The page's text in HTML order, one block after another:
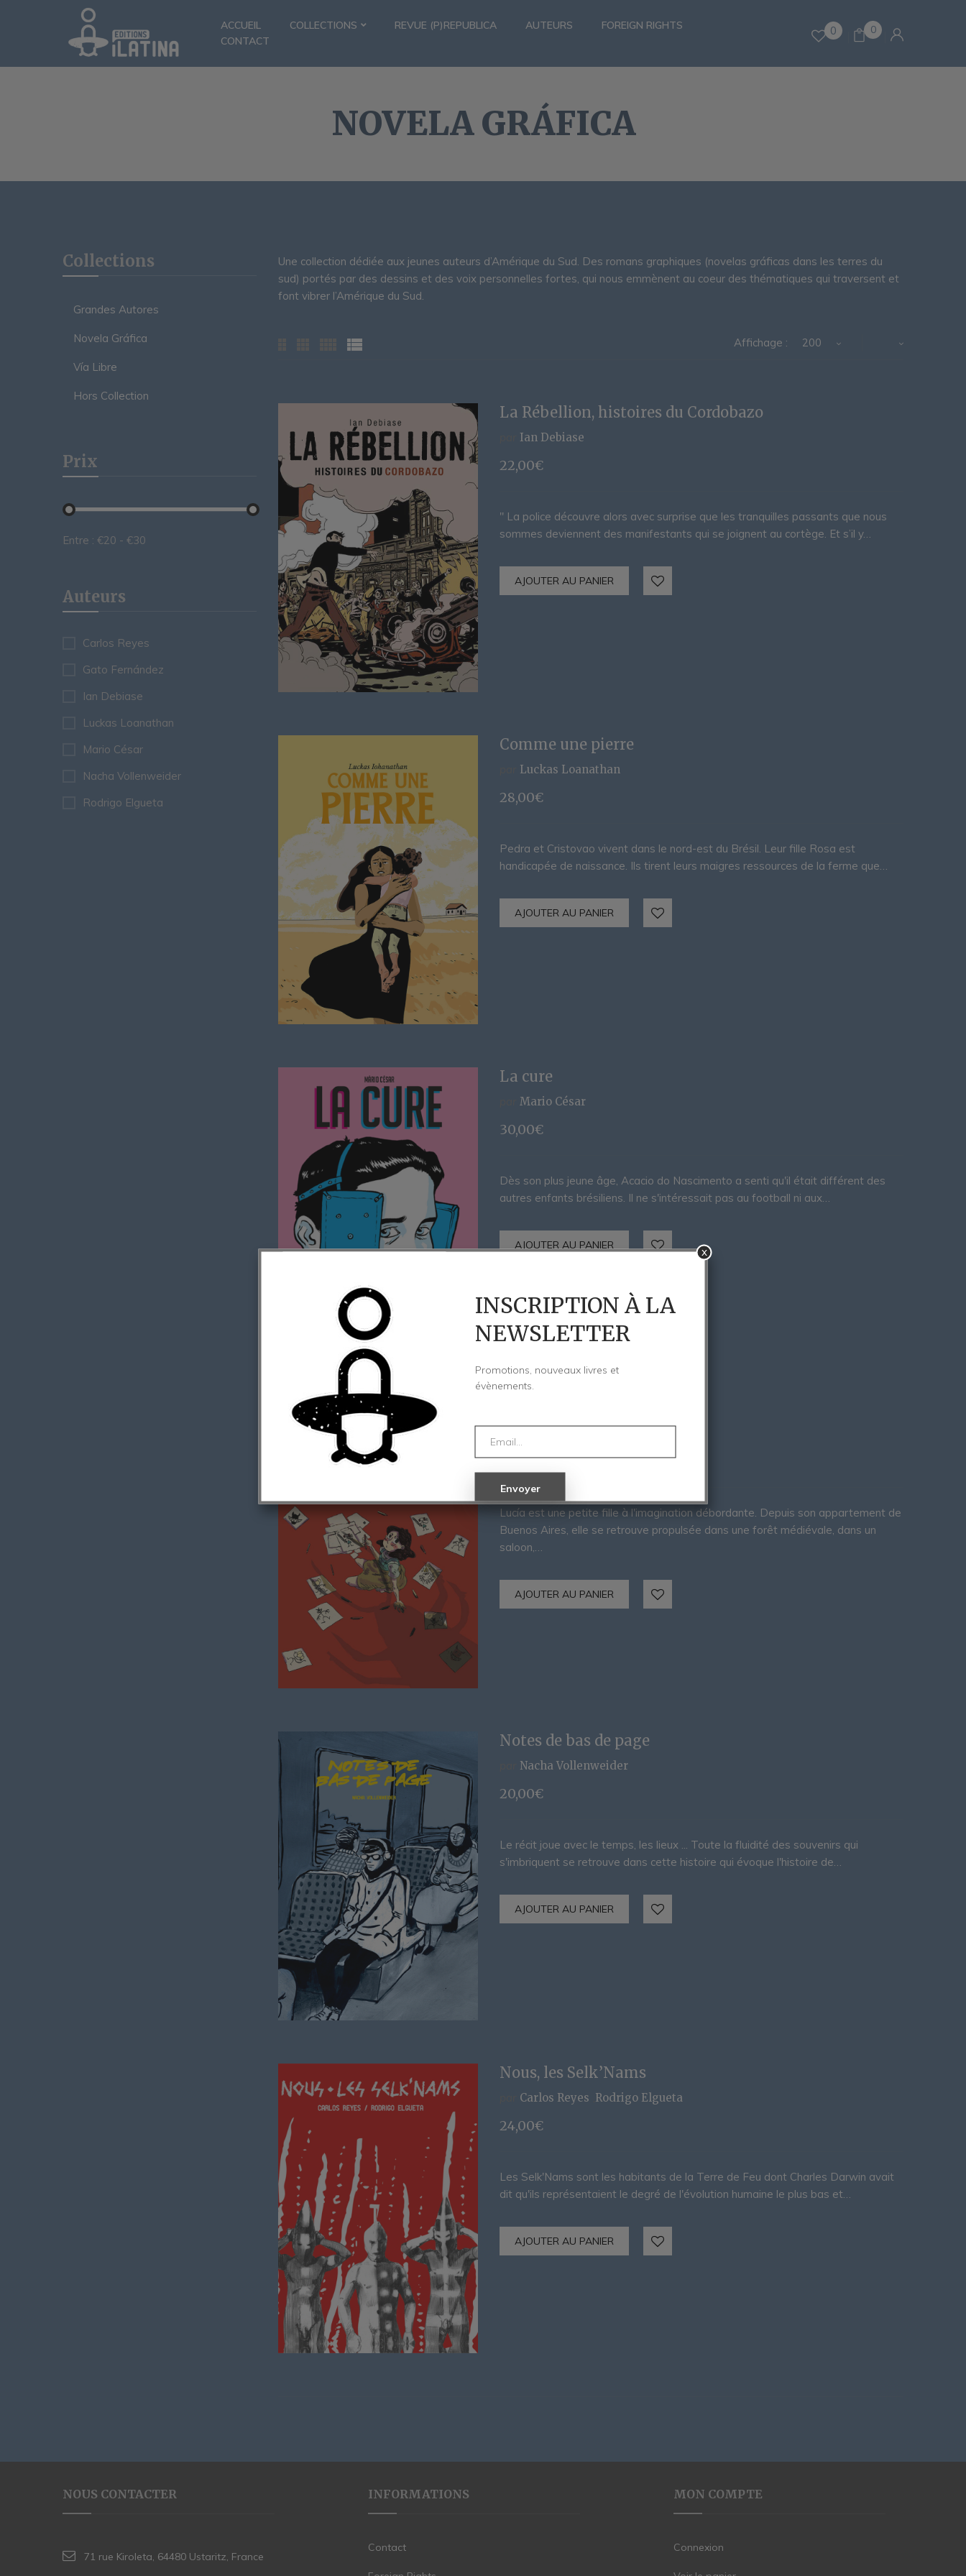
ACCUEIL COLLECTIONS REVUE (P)REPUBLICA AUTEURS
FOREIGN RIGHTS
CONTACT
0 0
NOVELA GRÁFICA
Collections
Grandes Autores
Novela Gráfica
Vía Libre
Hors Collection
Prix
Entre : €20 - €30
Auteurs
Carlos Reyes
Gato Fernández
Ian Debiase
Luckas Loanathan
Mario César
Nacha Vollenweider
Rodrigo Elgueta
Une collection dédiée aux jeunes auteurs d’Amérique du Sud. Des romans graphiques (novelas gráficas dans les terres du
sud) portés par des dessins et des voix personnelles fortes, qui nous emmènent au coeur des thématiques qui traversent et
font vibrer l’Amérique du Sud.
Affichage : 200
La Rébellion, histoires du Cordobazo
Ian Debiase
22,00€
" La police découvre alors avec surprise que les tranquilles passants que nous
sommes deviennent des manifestants qui se joignent au cortège. Et s’il y…
AJOUTER AU PANIER
Comme une pierre
Luckas Loanathan
28,00€
Pedra et Cristovao vivent dans le nord-est du Brésil. Leur fille Rosa est
handicapée de naissance. Ils tirent leurs maigres ressources de la ferme que…
AJOUTER AU PANIER
La cure
Mario César
30,00€
Dès son plus jeune âge, Acacio do Nascimento a senti qu'il était différent des
autres enfants brésiliens. Il ne s'intéressait pas au football ni aux…
AJOUTER AU PANIER
22,00€
Lucía est une petite fille à l'imagination débordante. Depuis son appartement de
Buenos Aires, elle se retrouve propulsée dans une forêt médiévale, dans un
saloon,…
AJOUTER AU PANIER
Notes de bas de page
Nacha Vollenweider
20,00€
Le récit joue avec le temps, les lieux ... Toute la fluidité des souvenirs qui
s'imbriquent se retrouve dans cette histoire qui évoque l'histoire de…
AJOUTER AU PANIER
Nous, les Selk’Nams
Carlos Reyes Rodrigo Elgueta
24,00€
Les Selk'Nams sont les habitants de la Terre de Feu dont Charles Darwin avait
dit qu'ils représentaient le degré de l'évolution humaine le plus bas et…
AJOUTER AU PANIER
NOUS CONTACTER
71 rue Kiroleta, 64480 Ustaritz, France
INFORMATIONS
Contact
MON COMPTE
Connexion
x
INSCRIPTION À LA
NEWSLETTER
Promotions, nouveaux livres et
évènements.